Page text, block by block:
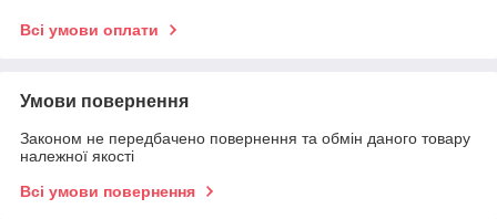
Всі умови оплати
Умови повернення
Законом не передбачено повернення та обмін даного товару
належної якості
Всі умови повернення